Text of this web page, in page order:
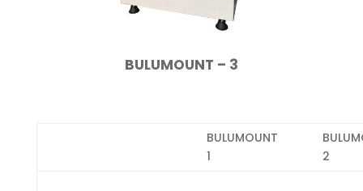
BULUMOUNT – 3
BULUMOUNT
1
2